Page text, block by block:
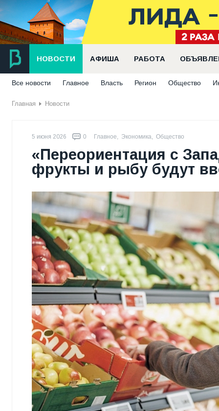
НОВОСТИ АФИША РАБОТА
Все новости Главное Власть Регион Общество
Главная Новости
5 июня 2026 0 Главное, Экономика, Общество
«Переориентация с
фрукты и рыбу будут